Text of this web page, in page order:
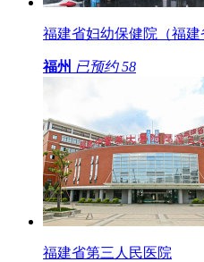
福建省妇幼保健院（福建
福州 已预约 58
福建省第三人民医院